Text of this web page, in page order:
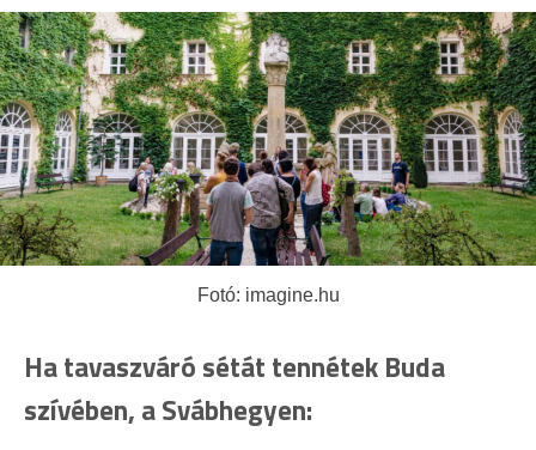
Fotó: imagine.hu
Ha tavaszváró sétát tennétek Buda
szívében, a Svábhegyen: